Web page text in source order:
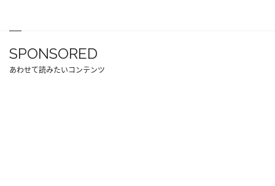
SPONSORED
あわせて読みたいコンテンツ